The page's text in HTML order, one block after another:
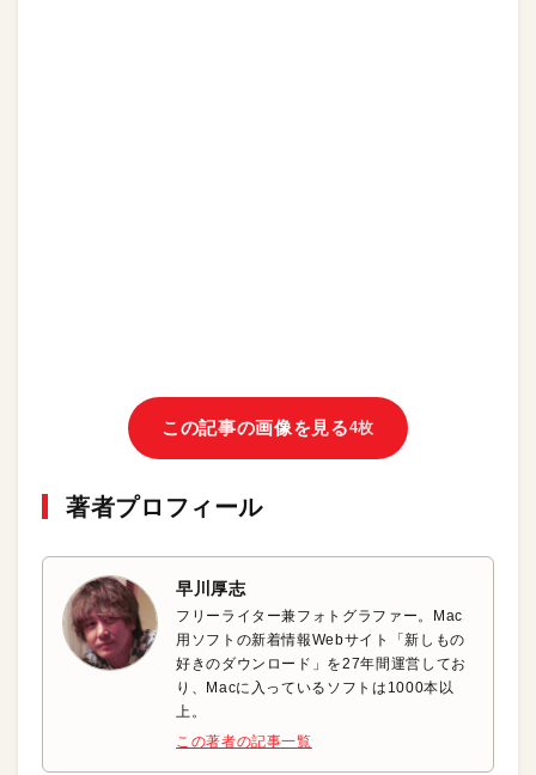
この記事の画像を見る4枚
著者プロフィール
早川厚志
フリーライター兼フォトグラファー。Mac
用ソフトの新着情報Webサイト「新しもの
好きのダウンロード」を27年間運営してお
り、Macに入っているソフトは1000本以
上。
この著者の記事一覧